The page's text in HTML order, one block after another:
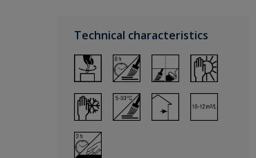
Technical characteristics